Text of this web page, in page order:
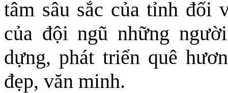
tâm sâu sắc của tỉnh đối
của đội ngũ những
dựng, phát triển quê
đẹp, văn minh.